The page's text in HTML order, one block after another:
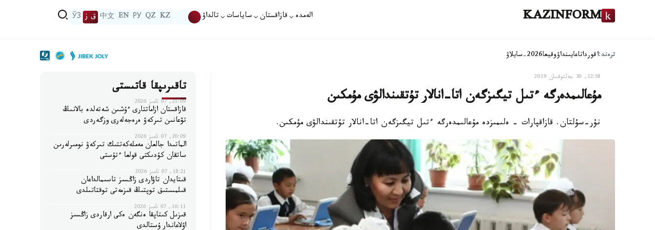
KAZINFORM الەمدە قازاقستان ساياسات تالداۋ KZ
QZ
РУ
EN
中文 ق ز ЎЗ
ترەند:اقورداتاعايىنداۋوقيعا2026-سايلاۋ
12:58, 30 جەلتوقسان 2019
مۇعالىمدەرگە ءتىل تيگىزگەن اتا-انالار تۇتقىندالۋى مۇمكىن
نۇر-سۇلتان. قازاقپارات - ەلىمىزدە مۇعالىمدەرگە ءتىل تيگىزگەن اتا-انالار تۇتقىندالۋى مۇمكىن.
تاقىرىپقا قاتىستى
21:09, 07 تامىز 2026
قازاقستان ازاماتتارى ءۇشىن شەتەلدە بالانىڭ
تۋعانىن تىركەۋ ەرەجەلەرى وزگەردى
20:09, 07 تامىز 2026
الماتىدا جالعان مەملەكەتتىك تىركەۋ نومىرلەرىن
ساتقان كۇدىكتى قولعا ءتۇستى
18:21, 07 تامىز 2026
قىتايدان تاۋاردى زاڭسىز تاسىمالداعان
قىلمىستىق توپتىڭ قىزمەتى توقتاتىلدى
16:11, 07 تامىز 2026
قىزىل كىتاپقا ەنگەن ەكى ارقاردى زاڭسىز
اۋلاعاندار ۇستالدى